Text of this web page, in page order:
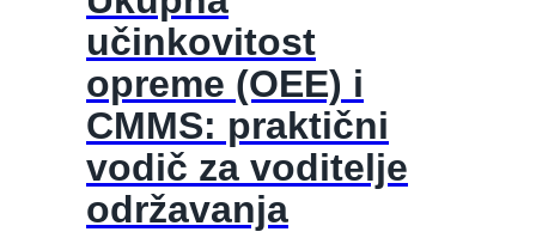
učinkovitost
opreme (OEE) i
CMMS: praktični
vodič za voditelje
održavanja